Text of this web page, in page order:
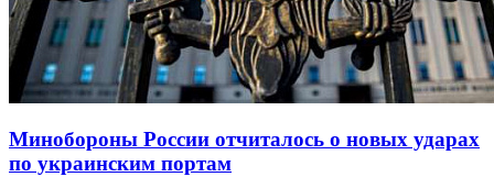
Минобороны России отчиталось о новых ударах
по украинским портам